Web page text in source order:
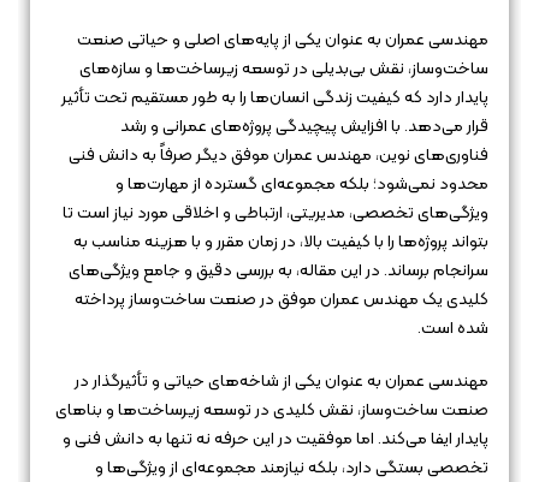
مهندسی عمران به عنوان یکی از پایه‌های اصلی و حیاتی صنعت
ساخت‌وساز، نقش بی‌بدیلی در توسعه زیرساخت‌ها و سازه‌های
پایدار دارد که کیفیت زندگی انسان‌ها را به طور مستقیم تحت تأثیر
قرار می‌دهد. با افزایش پیچیدگی پروژه‌های عمرانی و رشد
فناوری‌های نوین، مهندس عمران موفق دیگر صرفاً به دانش فنی
محدود نمی‌شود؛ بلکه مجموعه‌ای گسترده از مهارت‌ها و
ویژگی‌های تخصصی، مدیریتی، ارتباطی و اخلاقی مورد نیاز است تا
بتواند پروژه‌ها را با کیفیت بالا، در زمان مقرر و با هزینه مناسب به
سرانجام برساند. در این مقاله، به بررسی دقیق و جامع ویژگی‌های
کلیدی یک مهندس عمران موفق در صنعت ساخت‌وساز پرداخته
شده است.
مهندسی عمران به عنوان یکی از شاخه‌های حیاتی و تأثیرگذار در
صنعت ساخت‌وساز، نقش کلیدی در توسعه زیرساخت‌ها و بناهای
پایدار ایفا می‌کند. اما موفقیت در این حرفه نه تنها به دانش فنی و
تخصصی بستگی دارد، بلکه نیازمند مجموعه‌ای از ویژگی‌ها و